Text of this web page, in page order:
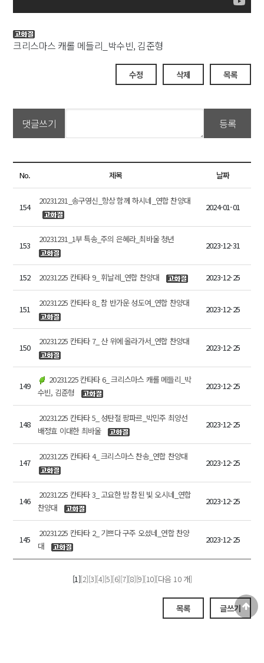
크리스마스 캐롤 메들리_박수빈, 김준형
수정 삭제 목록
댓글쓰기 등록
No. 제목 날짜
154
20231231_송구영신_항상 함께 하시네_연합 찬양대
2024-01-01
153
20231231_1부 특송_주의 은혜라_최바울 청년
2023-12-31
152 20231225 칸타타 9_ 휘날레_연합 찬양대 2023-12-25
151
20231225 칸타타 8_ 참 반가운 성도여_연합 찬양대
2023-12-25
150
20231225 칸타타 7_ 산 위에 올라가서_연합 찬양대
2023-12-25
149
20231225 칸타타 6_ 크리스마스 캐롤 메들리_박
수빈, 김준형
2023-12-25
148
20231225 칸타타 5_ 성탄절 팡파르_박민주 최양선
배정효 이대한 최바울
2023-12-25
147
20231225 칸타타 4_ 크리스마스 찬송_연합 찬양대
2023-12-25
146
20231225 칸타타 3_ 고요한 밤 참된 빛 오시네_연합
찬양대
2023-12-25
145
20231225 칸타타 2_ 기쁘다 구주 오셨네_연합 찬양
대
2023-12-25
[1][2][3][4][5][6][7][8][9][10][다음 10 개]
목록 글쓰기